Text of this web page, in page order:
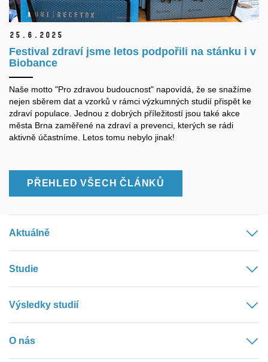
25. 6. 2025
Festival zdraví jsme letos podpořili na stánku i v
Biobance
Naše motto "Pro zdravou budoucnost" napovídá, že se snažíme
nejen sběrem dat a vzorků v rámci výzkumných studií přispět ke
zdraví populace. Jednou z dobrých příležitostí jsou také akce
města Brna zaměřené na zdraví a prevenci, kterých se rádi
aktivně účastníme. Letos tomu nebylo jinak!
PŘEHLED VŠECH ČLÁNKŮ
Aktuálně
Studie
Výsledky studií
O nás